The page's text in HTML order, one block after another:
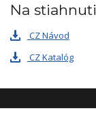
Na
CZ Návod
CZ Katalóg